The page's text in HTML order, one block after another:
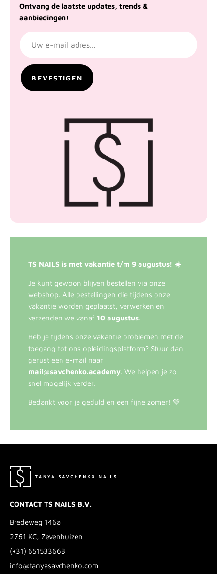
Ontvang de laatste updates, trends &
aanbiedingen!
TS NAILS is met vakantie t/m 9 augustus! ☀️
Je kunt gewoon blijven bestellen via onze
webshop. Alle bestellingen die tijdens onze
vakantie worden geplaatst, verwerken en
verzenden we vanaf 10 augustus.
Heb je tijdens onze vakantie problemen met de
toegang tot ons opleidingsplatform? Stuur dan
gerust een e-mail naar
mail@savchenko.academy. We helpen je zo
snel mogelijk verder.
Bedankt voor je geduld en een fijne zomer! 💚
CONTACT TS NAILS B.V.
Bredeweg 146a
2761 KC, Zevenhuizen
(+31) 651533668
info@tanyasavchenko.com